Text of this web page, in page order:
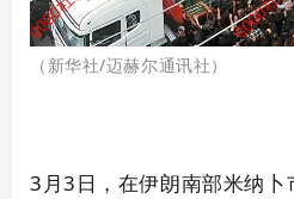
（ 新华社/迈赫尔通讯社）
3月3日，在伊朗南部米纳卜